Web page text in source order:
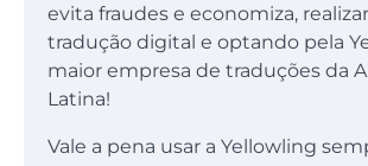
evita fraudes e economiza,
tradução digital e optando pela
maior empresa de traduções da
Latina!
Vale a pena usar a Yellowling